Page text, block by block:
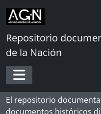
Skip to main content
Repositorio
de la Nación
Toggle navigation
El repositorio
documentos históricos